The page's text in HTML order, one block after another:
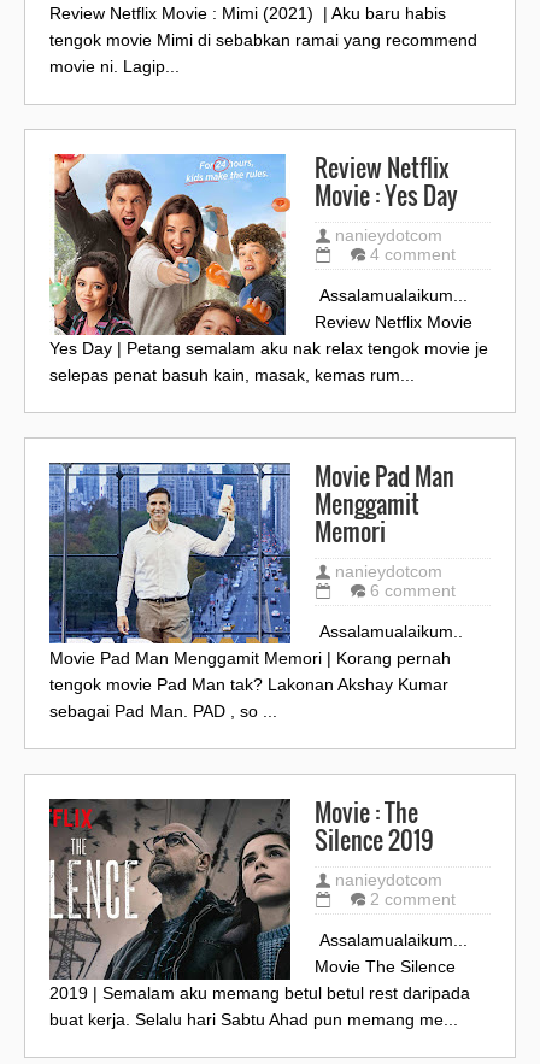
Review Netflix Movie : Mimi (2021) | Aku baru habis
tengok movie Mimi di sebabkan ramai yang recommend
movie ni. Lagip...
Review Netflix
Movie : Yes Day
nanieydotcom
4 comment
Assalamualaikum...
Review Netflix Movie
Yes Day | Petang semalam aku nak relax tengok movie je
selepas penat basuh kain, masak, kemas rum...
Movie Pad Man
Menggamit
Memori
nanieydotcom
6 comment
Assalamualaikum..
Movie Pad Man Menggamit Memori | Korang pernah
tengok movie Pad Man tak? Lakonan Akshay Kumar
sebagai Pad Man. PAD , so ...
Movie : The
Silence 2019
nanieydotcom
2 comment
Assalamualaikum...
Movie The Silence
2019 | Semalam aku memang betul betul rest daripada
buat kerja. Selalu hari Sabtu Ahad pun memang me...